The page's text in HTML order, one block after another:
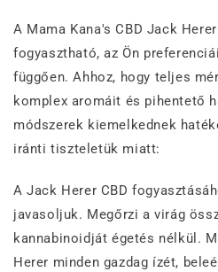
A Mama Kana's CBD Jack
fogyasztható, az Ön
függően. Ahhoz, hogy teljes
komplex aromáit és pihentető
módszerek kiemelkednek
iránti tiszteletük miatt:
A Jack Herer CBD
javasoljuk. Megőrzi a virág
kannabinoidját égetés nélkül.
Herer minden gazdag ízét,